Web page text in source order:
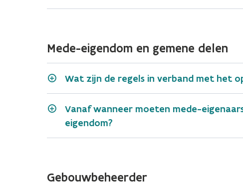
lei, shingle
plaat
golfplaat
nok, windveer, boeiboord;
Mede-eigendom en gemene delen
Wat zijn de regels in verband met het
Vanaf wanneer moeten mede-
eigendom?
Gebouwbeheerder